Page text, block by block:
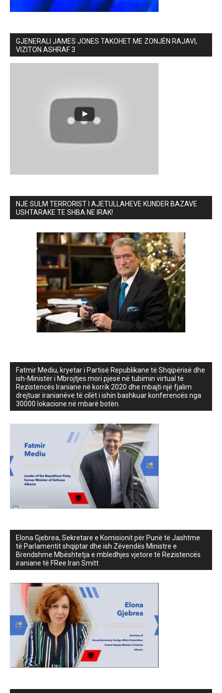
GJENERALI JAMES JONES TAKOHET ME ZONJËN RAJAVI,
VIZITON ASHRAF 3
NJE SULM TERRORIST I AJETULLAHEVE KUNDER BAZAVE
USHTARAKE TE SHBA NE IRAK!
Fatmir Mediu, kryetar i Partisë Republikane të Shqipërisë dhe
ish-Ministër i Mbrojtjes mori pjesë në tubimin virtual të
Rezistencës Iraniane në korrik 2020 dhe mbajti një fjalim
drejtuar iranianëve të cilët i ishin bashkuar konferencës nga
30000 lokacione në mbarë botën.
Elona Gjebrea, Sekretare e Komisionit për Punë të Jashtme
të Parlamentit shqiptar dhe ish Zëvendës Ministre e
Brendshme Mbështetja e mbledhjes vjetore të Rezistencës
iraniane të FRee Iran Smitt